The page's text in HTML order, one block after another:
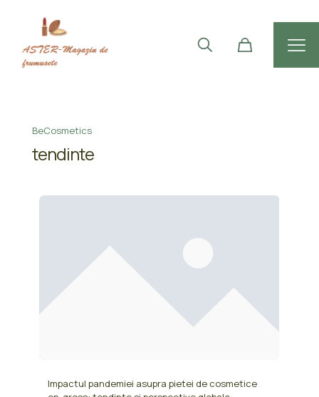
BeCosmetics
tendinte
Impactul pandemiei asupra pietei de cosmetice